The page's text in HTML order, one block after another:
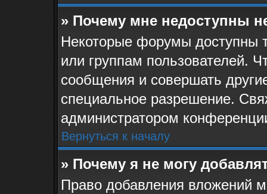
» Почему мне недоступны
Некоторые форумы доступны
или группам пользователей.
сообщения и совершать
специальное разрешение.
администратором
Вернуться к началу
» Почему я не могу
Право добавления вложений